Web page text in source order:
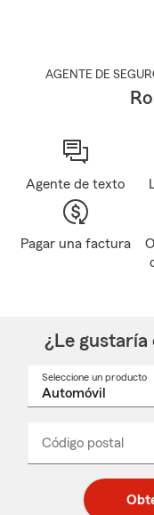
AGENTE DE
Agente de texto
Pagar una factura
¿Le
Seleccione un producto
Código postal
de
de
_____